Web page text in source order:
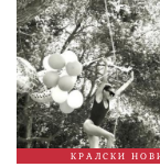
КРАЛСКИ